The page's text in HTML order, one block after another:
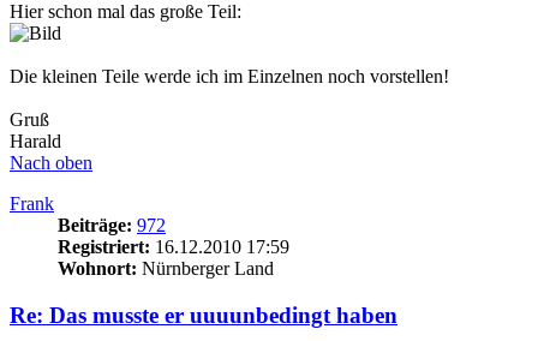
Hier schon mal das große Teil:
Die kleinen Teile werde ich im Einzelnen noch vorstellen!
Gruß
Harald
Nach oben
Frank
Beiträge: 972
Registriert: 16.12.2010 17:59
Wohnort: Nürnberger Land
Re: Das musste er uuuunbedingt haben